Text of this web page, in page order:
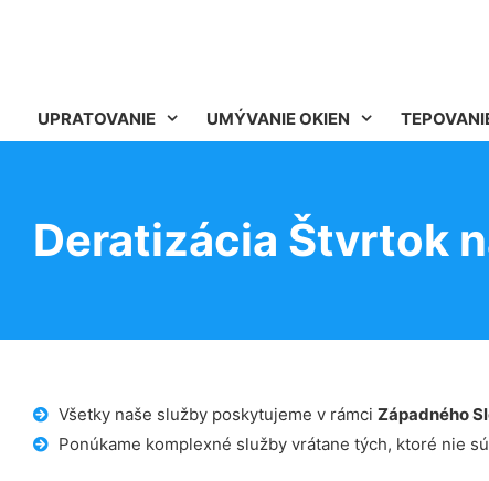
UPRATOVANIE UMÝVANIE OKIEN
Deratizácia Štvrtok
Všetky naše služby poskytujeme v rámci Západného
Ponúkame komplexné služby vrátane tých, ktoré nie